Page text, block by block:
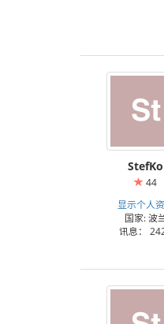
StefKo
44
显示个人
国家: 波
讯息：